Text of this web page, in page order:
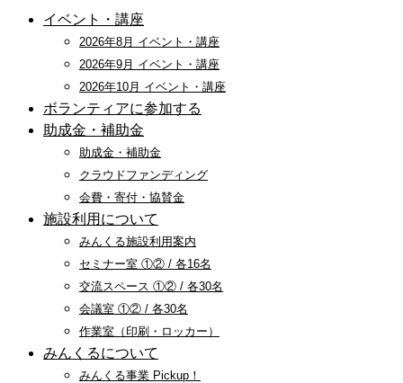
イベント・講座
2026年8月 イベント・講座
2026年9月 イベント・講座
2026年10月 イベント・講座
ボランティアに参加する
助成金・補助金
助成金・補助金
クラウドファンディング
会費・寄付・協賛金
施設利用について
みんくる施設利用案内
セミナー室 ①② / 各16名
交流スペース ①② / 各30名
会議室 ①② / 各30名
作業室（印刷・ロッカー）
みんくるについて
みんくる事業 Pickup！